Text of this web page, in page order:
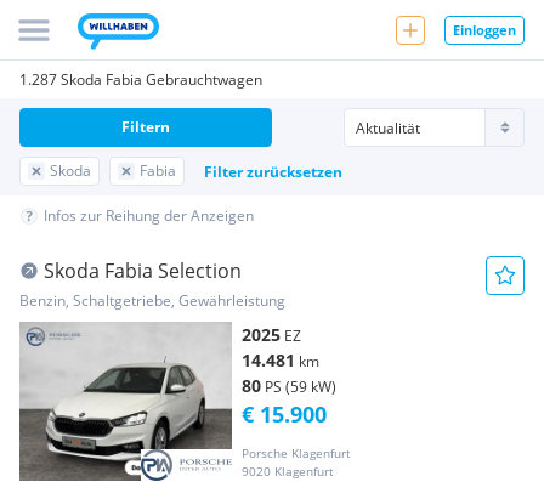
Einloggen
1.287 Skoda Fabia Gebrauchtwagen
Skoda Fabia Filter zurücksetzen
Filtern
Infos zur Reihung der Anzeigen
Skoda Fabia Selection
Benzin, Schaltgetriebe, Gewährleistung
2025 EZ
14.481 km
80 PS (59 kW)
Porsche Klagenfurt
9020 Klagenfurt
€ 15.900